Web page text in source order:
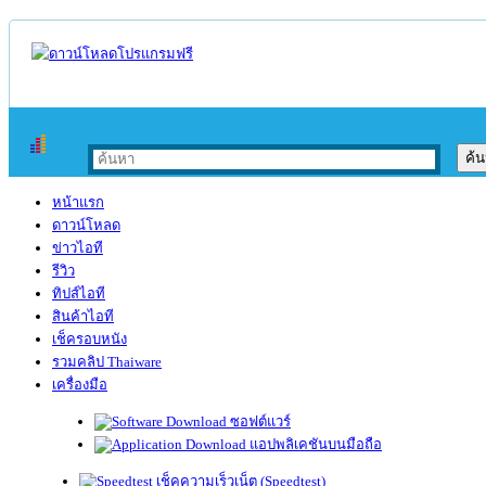
หน้าแรก
ดาวน์โหลด
ข่าวไอที
รีวิว
ทิปส์ไอที
สินค้าไอที
เช็ครอบหนัง
รวมคลิป Thaiware
เครื่องมือ
ซอฟต์แวร์
แอปพลิเคชันบนมือถือ
เช็คความเร็วเน็ต (Speedtest)